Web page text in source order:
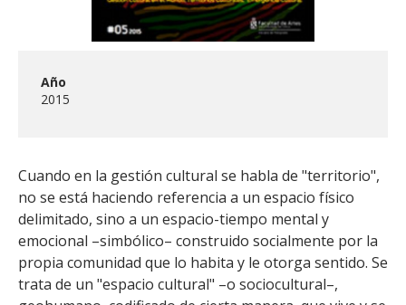
Año
2015
Cuando en la gestión cultural se habla de "territorio",
no se está haciendo referencia a un espacio físico
delimitado, sino a un espacio-tiempo mental y
emocional –simbólico– construido socialmente por la
propia comunidad que lo habita y le otorga sentido. Se
trata de un "espacio cultural" –o sociocultural–,